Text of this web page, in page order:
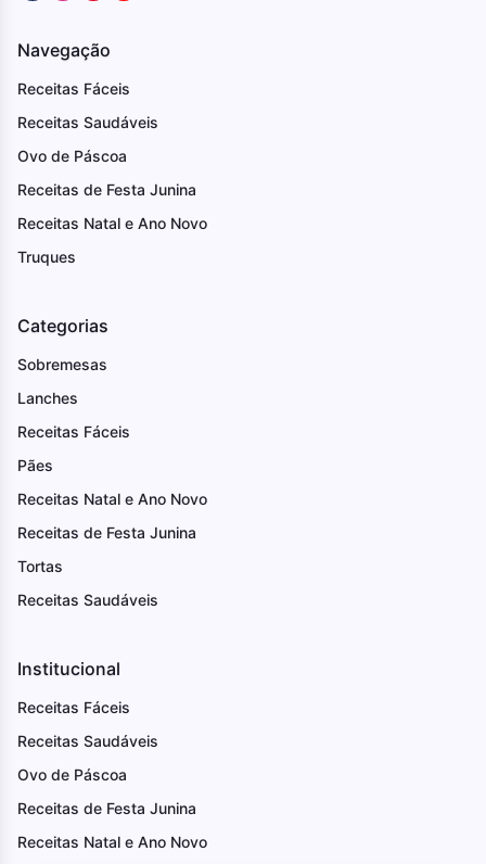
Navegação
Receitas Fáceis
Receitas Saudáveis
Ovo de Páscoa
Receitas de Festa Junina
Receitas Natal e Ano Novo
Truques
Categorias
Sobremesas
Lanches
Receitas Fáceis
Pães
Receitas Natal e Ano Novo
Receitas de Festa Junina
Tortas
Receitas Saudáveis
Institucional
Receitas Fáceis
Receitas Saudáveis
Ovo de Páscoa
Receitas de Festa Junina
Receitas Natal e Ano Novo